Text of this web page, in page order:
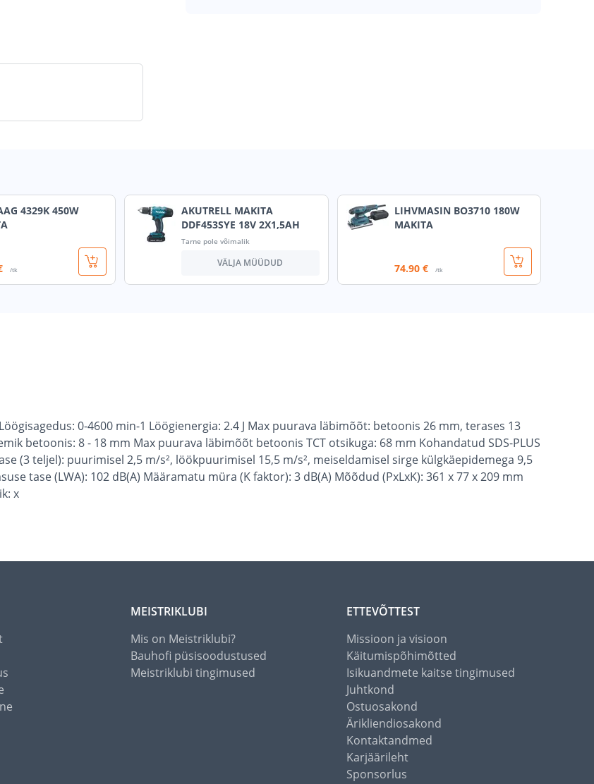
4329K 450W
/tk
AKUTRELL MAKITA
DDF453SYE 18V 2X1,5AH
Tarne pole võimalik
VÄLJA MÜÜDUD
LIHVMASIN BO3710 180W
MAKITA
74.90 € /tk
0-4600 min-1 Löögienergia: 2.4 J Max puurava läbimõõt: betoonis 26 mm, terases 13
betoonis: 8 - 18 mm Max puurava läbimõõt betoonis TCT otsikuga: 68 mm Kohandatud SDS-PLUS
(3 teljel): puurimisel 2,5 m/s², löökpuurimisel 15,5 m/s², meiseldamisel sirge külgkäepidemega 9,5
tase (LWA): 102 dB(A) Määramatu müra (K faktor): 3 dB(A) Mõõdud (PxLxK): 361 x 77 x 209 mm
x
MEISTRIKLUBI
Mis on Meistriklubi?
Bauhofi püsisoodustused
Meistriklubi tingimused
ETTEVÕTTEST
Missioon ja visioon
Käitumispõhimõtted
Isikuandmete kaitse tingimused
Juhtkond
Ostuosakond
Ärikliendiosakond
Kontaktandmed
Karjäärileht
Sponsorlus